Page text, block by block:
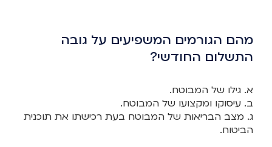
מהם הגורמים המשפיעים על גובה
התשלום החודשי?
א. גילו של המבוטח.
ב. עיסוקו ומקצועו של המבוטח.
ג. מצב הבריאות של המבוטח בעת רכישתו את תוכנית
הביטוח.